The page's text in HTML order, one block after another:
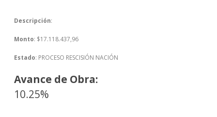
Descripción:
Monto: $17.118.437,96
Estado: PROCESO RESCISIÓN NACIÓN
Avance de Obra:
10.25%